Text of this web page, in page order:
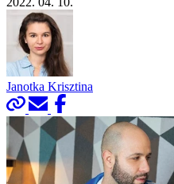
Janotka Krisztina